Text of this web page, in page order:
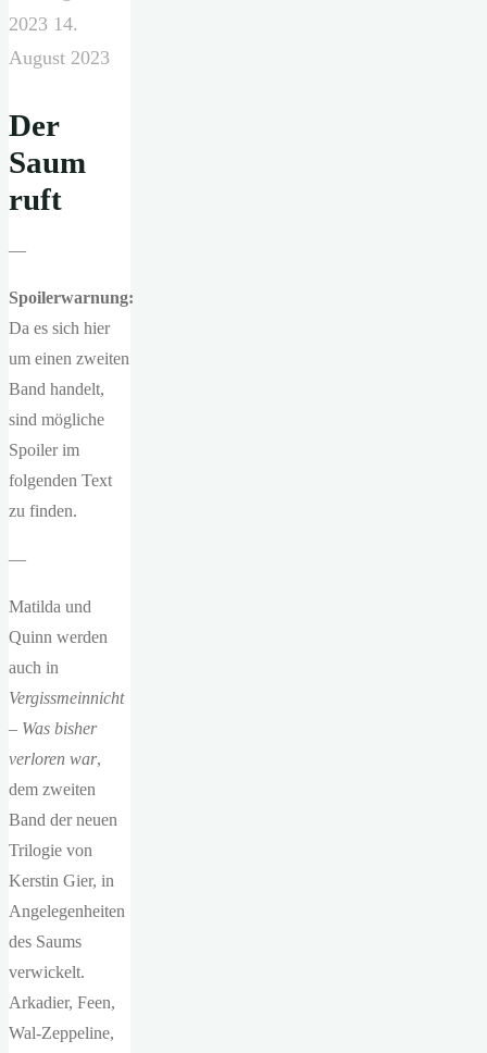
2023 14.
August 2023
Der
Saum
ruft
—
Spoilerwarnung:
Da es sich hier
um einen zweiten
Band handelt,
sind mögliche
Spoiler im
folgenden Text
zu finden.
—
Matilda und
Quinn werden
auch in
Vergissmeinnicht
– Was bisher
verloren war,
dem zweiten
Band der neuen
Trilogie von
Kerstin Gier, in
Angelegenheiten
des Saums
verwickelt.
Arkadier, Feen,
Wal-Zeppeline,